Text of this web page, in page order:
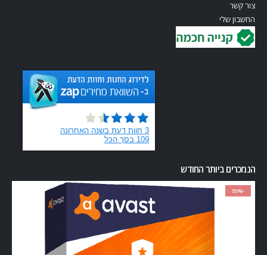
צור קשר
החשבון שלי
הנמכרים ביותר החודש
-55%